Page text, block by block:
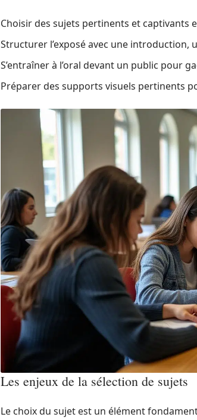
Choisir des sujets pertinents et captivants
Structurer l’exposé avec une
S’entraîner à l’oral devant un public pour
Préparer des supports visuels pertinents
Les enjeux de la sélection de sujets
Le choix du sujet est un élément